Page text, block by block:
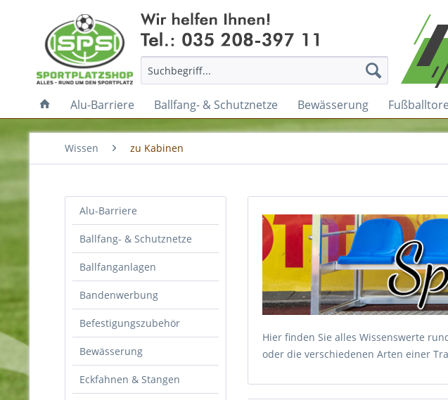
Alu-Barriere Ballfang- & Schutznetze Bewässerung Fußballtore
Wissen zu Kabinen
Alu-Barriere
Ballfang- & Schutznetze
Ballfanganlagen
Bandenwerbung
Befestigungszubehör
Bewässerung
Eckfahnen & Stangen
Hier finden Sie alles Wissenswerte
oder die verschiedenen Arten einer